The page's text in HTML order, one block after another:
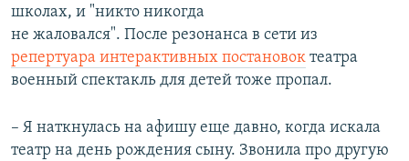
школах, и "никто никогда
не жаловался". После резонанса в сети из
репертуара интерактивных постановок театра
военный спектакль для детей тоже пропал.
– Я наткнулась на афишу еще давно, когда искала
театр на день рождения сыну. Звонила про другую